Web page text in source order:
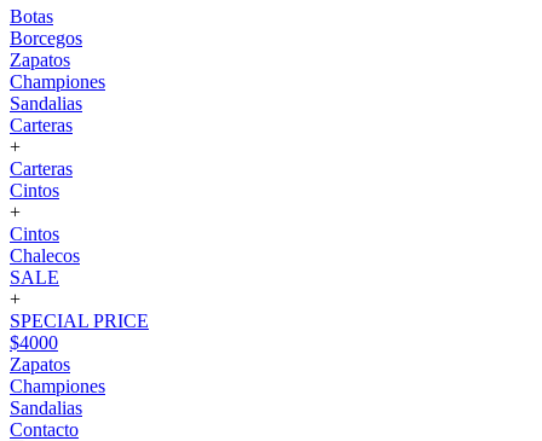
Botas
Borcegos
Zapatos
Championes
Sandalias
Carteras
+
Carteras
Cintos
+
Cintos
Chalecos
SALE
+
SPECIAL PRICE
$4000
Zapatos
Championes
Sandalias
Contacto